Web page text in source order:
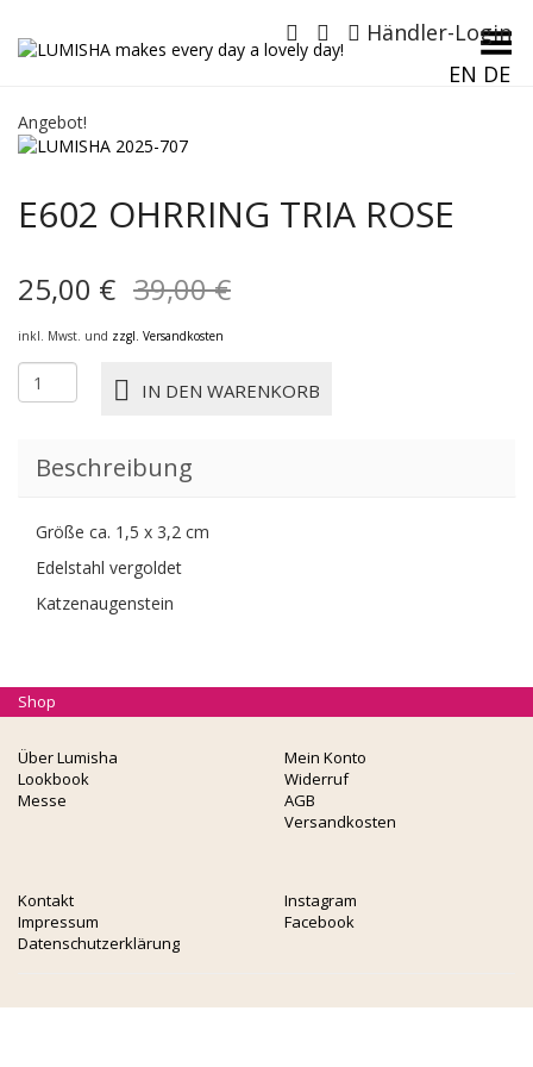
Händler-Login
EN DE
Menü umschalten
Angebot!
E602 OHRRING TRIA ROSE
39,00€Ursprünglicher
39,00 €
25,00 €
Aktueller
25,00 €.
inkl. Mwst. und zzgl. Versandkosten
E602
OHRRING
Menge
IN DEN WARENKORB
Beschreibung
Größe ca. 1,5 x 3,2 cm
Edelstahl vergoldet
Katzenaugenstein
Über Lumisha
Lookbook
Messe
Mein Konto
Widerruf
AGB
Versandkosten
Kontakt
Impressum
Datenschutzerklärung
Instagram
Facebook
Shop